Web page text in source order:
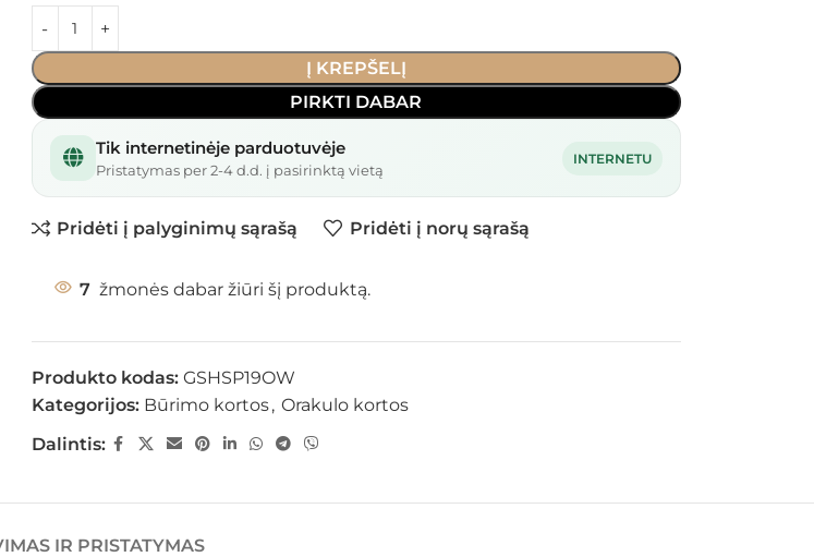
Į KREPŠELĮ
PIRKTI DABAR
Tik internetinėje parduotuvėje
Pristatymas per 2-4 d.d. į pasirinktą vietą
INTERNETU
Pridėti į palyginimų sąrašą Pridėti į norų sąrašą
7 žmonės dabar žiūri šį produktą.
Produkto kodas: GSHSP19OW
Kategorijos: Būrimo kortos, Orakulo kortos
Dalintis:
IR PRISTATYMAS